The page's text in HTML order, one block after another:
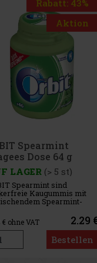
Rabatt: 43%
Aktion
Extreme
Dose 64 g
LAGER (> 5 st)
Extreme sind
Kaugummis für
die sich eine besonders
Menthol-
wünschen. Die
Kombination aus
Menthol-Noten
für ein sofortiges
und lang
€ ohne VAT 2.29
Bestellen